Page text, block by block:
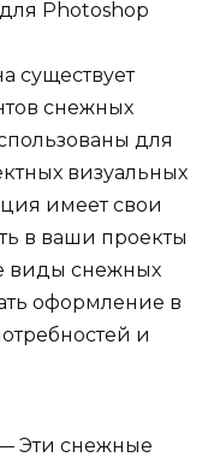
существует
снежных
для
визуальных
имеет свои
в ваши проекты
виды снежных
оформление в
и
Эти снежные